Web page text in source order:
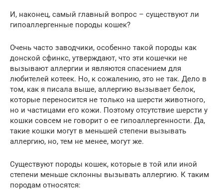
И, наконец, самый главный вопрос – существуют ли
гипоаллергенные породы кошек?
Очень часто заводчики, особенно такой породы как
донской сфинкс, утверждают, что эти кошечки не
вызывают аллергии и являются спасением для
любителей котеек. Но, к сожалению, это не так. Дело в
том, как я писала выше, аллергию вызывает белок,
которые переносится не только на шерсти животного,
но и частицами его кожи. Поэтому отсутствие шерсти у
кошки совсем не говорит о ее гипоаллергенности. Да,
такие кошки могут в меньшей степени вызывать
аллергию, но, тем не менее, могут же.
Существуют породы кошек, которые в той или иной
степени меньше склонны вызывать аллергию. К таким
породам относятся: